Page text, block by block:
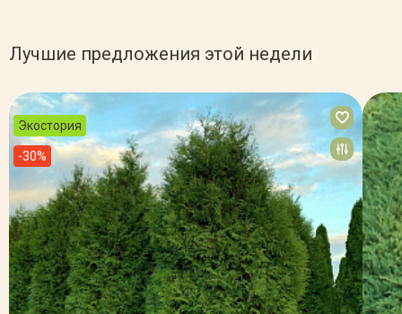
Лучшие предложения этой недели
Экостория
-30%